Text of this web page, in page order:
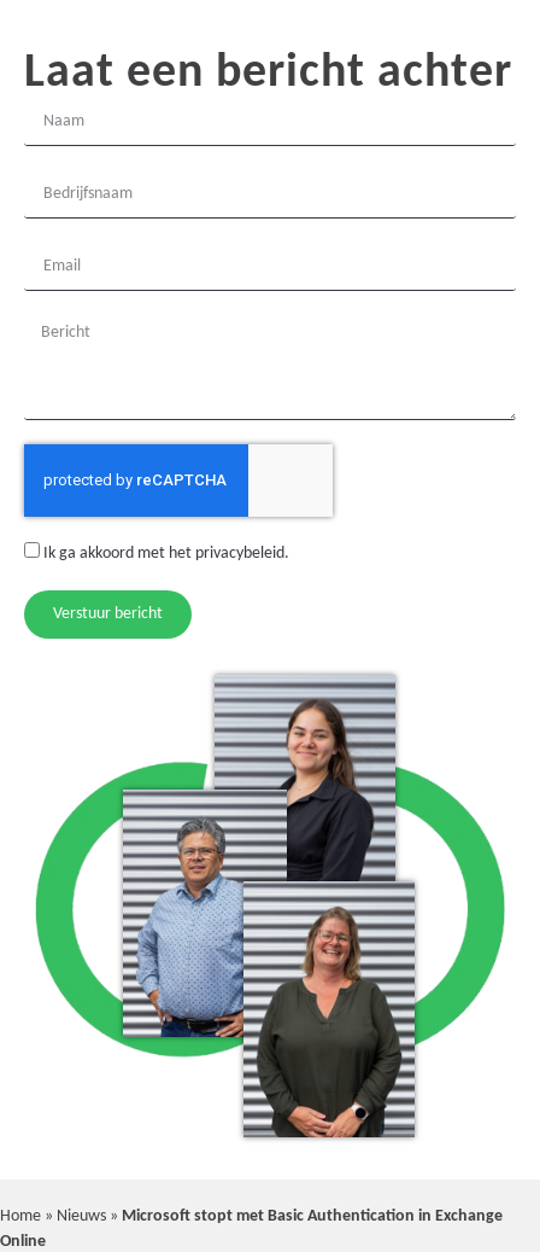
Laat een bericht achter
Ik ga akkoord met het privacybeleid.
Verstuur bericht
Home » Nieuws » Microsoft stopt met Basic Authentication in Exchange
Online